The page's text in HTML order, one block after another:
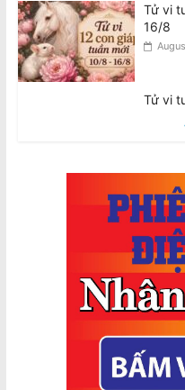
Tử vi
10/8-
Úc
2026
$364
2026
Daily
$3640